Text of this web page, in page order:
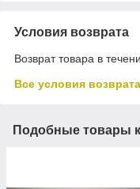
Условия возврата
Возврат товара в
Все условия возврата
Подобные товары